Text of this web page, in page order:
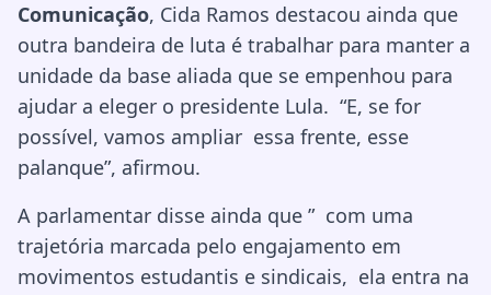
Comunicação, Cida Ramos destacou ainda que
outra bandeira de luta é trabalhar para manter a
unidade da base aliada que se empenhou para
ajudar a eleger o presidente Lula. “E, se for
possível, vamos ampliar essa frente, esse
palanque”, afirmou.
A parlamentar disse ainda que ” com uma
trajetória marcada pelo engajamento em
movimentos estudantis e sindicais, ela entra na